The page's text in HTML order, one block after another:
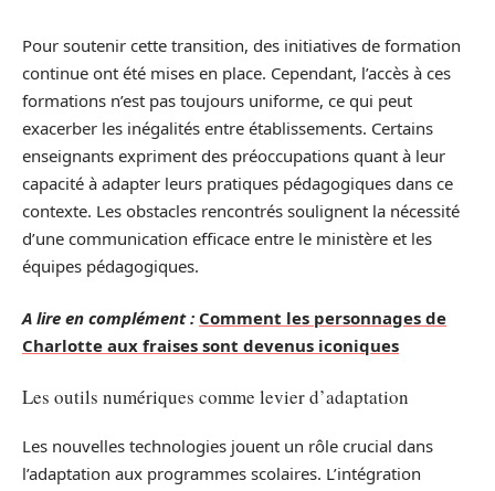
Pour soutenir cette transition, des initiatives de formation
continue ont été mises en place. Cependant, l’accès à ces
formations n’est pas toujours uniforme, ce qui peut
exacerber les inégalités entre établissements. Certains
enseignants expriment des préoccupations quant à leur
capacité à adapter leurs pratiques pédagogiques dans ce
contexte. Les obstacles rencontrés soulignent la nécessité
d’une communication efficace entre le ministère et les
équipes pédagogiques.
A lire en complément : Comment les personnages de
Charlotte aux fraises sont devenus iconiques
Les outils numériques comme levier d’adaptation
Les nouvelles technologies jouent un rôle crucial dans
l’adaptation aux programmes scolaires. L’intégration